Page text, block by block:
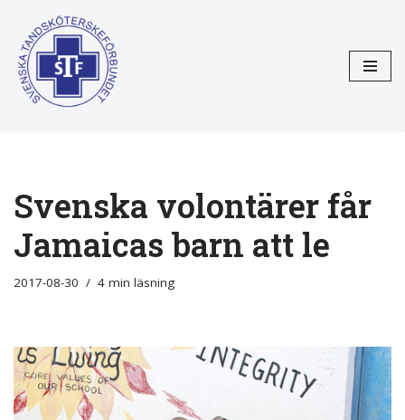
Hoppa
till
innehåll
Svenska volontärer får
Jamaicas barn att le
2017-08-30 4 min läsning